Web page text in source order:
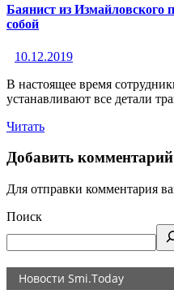
Баянист из
собой
10.12.2019
В настоящее время
устанавливают все детали
Читать
Добавить комментарий
Для отправки комментария
Поиск